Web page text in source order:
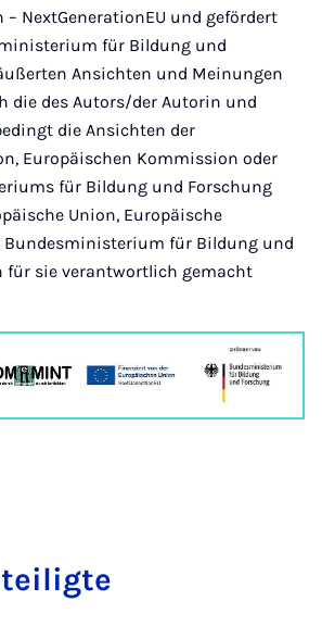
– NextGenerationEU und gefördert
für Bildung und
Ansichten und Meinungen
die des Autors/der Autorin und
die Ansichten der
Europäischen Kommission oder
für Bildung und Forschung
Union, Europäische
für Bildung und
für sie verantwortlich gemacht